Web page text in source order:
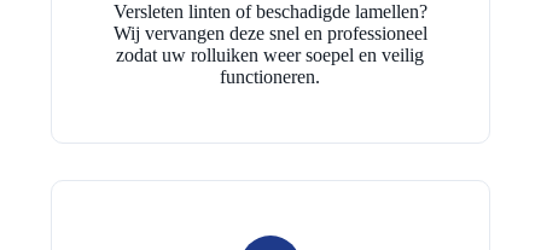
Versleten linten of beschadigde lamellen?
Wij vervangen deze snel en professioneel
zodat uw rolluiken weer soepel en veilig
functioneren.